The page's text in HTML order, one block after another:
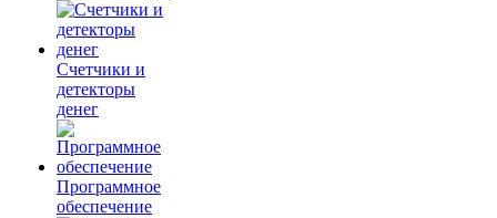
Счетчики и
детекторы
денег
Программное
обеспечение